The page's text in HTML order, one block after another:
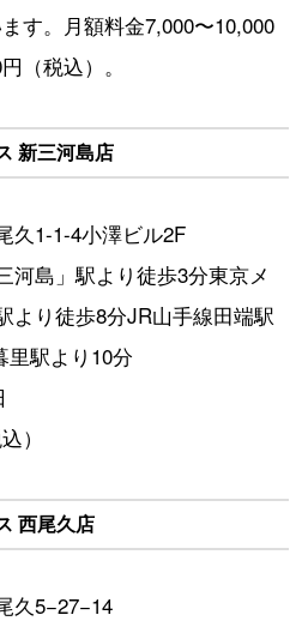
す。月額料金7,000〜10,000
（税込）。
新三河島店
久1-1-4小澤ビル2F
河島」駅より徒歩3分東京メ
より徒歩8分JR山手線田端駅
里駅より10分
）
西尾久店
久5−27−14